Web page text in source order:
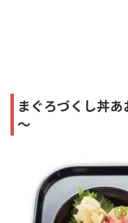
まぐろづくし丼
～